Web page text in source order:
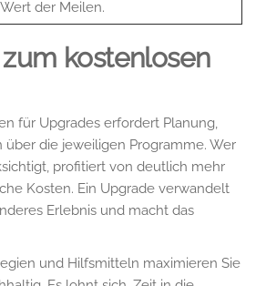
Wert der Meilen.
kostenlosen
für Upgrades erfordert Planung,
über die jeweiligen Programme. Wer
profitiert von deutlich mehr
Kosten. Ein Upgrade verwandelt
Erlebnis und macht das
und Hilfsmitteln maximieren Sie